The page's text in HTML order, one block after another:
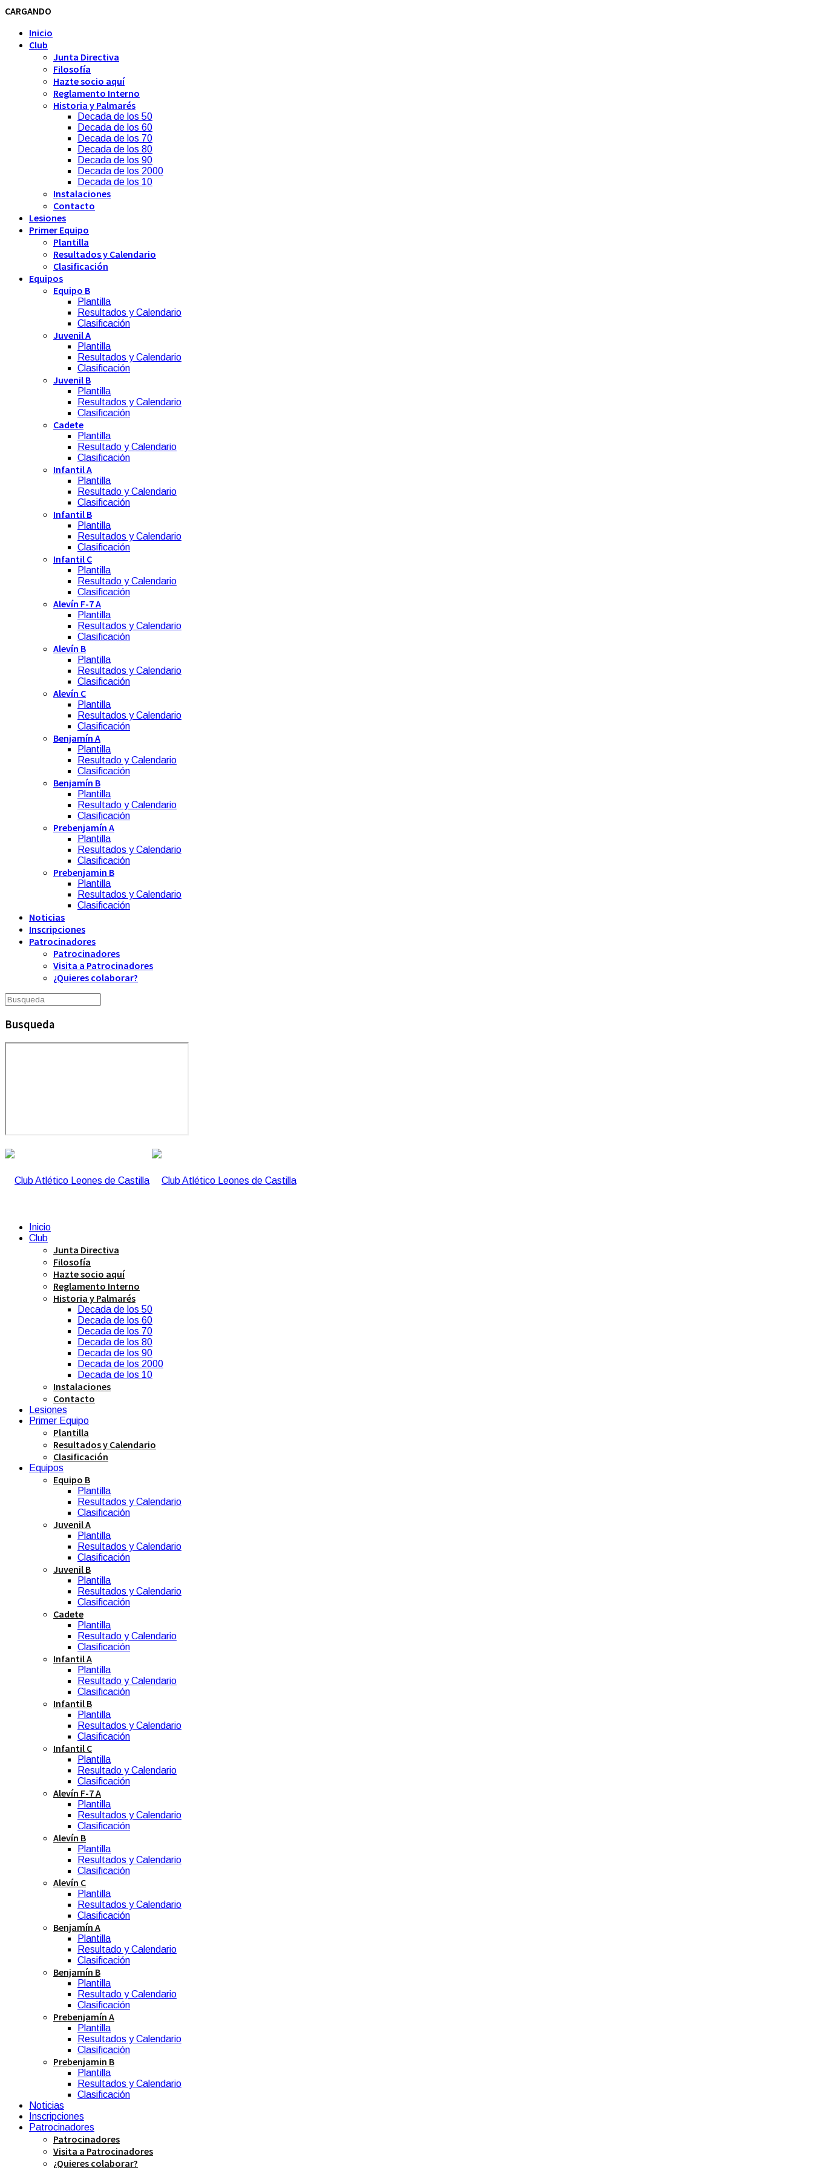
CARGANDO
Inicio
Club
Junta Directiva
Filosofía
Hazte socio aquí
Reglamento Interno
Historia y Palmarés
Decada de los 50
Decada de los 60
Decada de los 70
Decada de los 80
Decada de los 90
Decada de los 2000
Decada de los 10
Instalaciones
Contacto
Lesiones
Primer Equipo
Plantilla
Resultados y Calendario
Clasificación
Equipos
Equipo B
Plantilla
Resultados y Calendario
Clasificación
Juvenil A
Plantilla
Resultados y Calendario
Clasificación
Juvenil B
Plantilla
Resultados y Calendario
Clasificación
Cadete
Plantilla
Resultado y Calendario
Clasificación
Infantil A
Plantilla
Resultado y Calendario
Clasificación
Infantil B
Plantilla
Resultados y Calendario
Clasificación
Infantil C
Plantilla
Resultado y Calendario
Clasificación
Alevín F-7 A
Plantilla
Resultados y Calendario
Clasificación
Alevín B
Plantilla
Resultados y Calendario
Clasificación
Alevín C
Plantilla
Resultados y Calendario
Clasificación
Benjamín A
Plantilla
Resultado y Calendario
Clasificación
Benjamín B
Plantilla
Resultado y Calendario
Clasificación
Prebenjamín A
Plantilla
Resultados y Calendario
Clasificación
Prebenjamin B
Plantilla
Resultados y Calendario
Clasificación
Noticias
Inscripciones
Patrocinadores
Patrocinadores
Visita a Patrocinadores
¿Quieres colaborar?
Busqueda
Inicio
Club
Junta Directiva
Filosofía
Hazte socio aquí
Reglamento Interno
Historia y Palmarés
Decada de los 50
Decada de los 60
Decada de los 70
Decada de los 80
Decada de los 90
Decada de los 2000
Decada de los 10
Instalaciones
Contacto
Lesiones
Primer Equipo
Plantilla
Resultados y Calendario
Clasificación
Equipos
Equipo B
Plantilla
Resultados y Calendario
Clasificación
Juvenil A
Plantilla
Resultados y Calendario
Clasificación
Juvenil B
Plantilla
Resultados y Calendario
Clasificación
Cadete
Plantilla
Resultado y Calendario
Clasificación
Infantil A
Plantilla
Resultado y Calendario
Clasificación
Infantil B
Plantilla
Resultados y Calendario
Clasificación
Infantil C
Plantilla
Resultado y Calendario
Clasificación
Alevín F-7 A
Plantilla
Resultados y Calendario
Clasificación
Alevín B
Plantilla
Resultados y Calendario
Clasificación
Alevín C
Plantilla
Resultados y Calendario
Clasificación
Benjamín A
Plantilla
Resultado y Calendario
Clasificación
Benjamín B
Plantilla
Resultado y Calendario
Clasificación
Prebenjamín A
Plantilla
Resultados y Calendario
Clasificación
Prebenjamin B
Plantilla
Resultados y Calendario
Clasificación
Noticias
Inscripciones
Patrocinadores
Patrocinadores
Visita a Patrocinadores
¿Quieres colaborar?